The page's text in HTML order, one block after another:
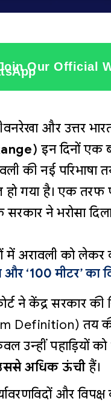
Our Official
और उत्तर
इन दिनों एक
की नई
गया है। एक तरफ
ने भरोसा
में अरावली को लेकर
‘100 मीटर’ का
ने केंद्र सरकार
Definition) तय
उन्हीं पहाड़ियों को
अधिक ऊंचीहैं।
और